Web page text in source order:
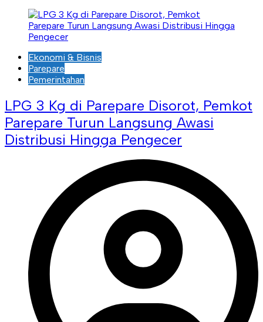
Ekonomi & Bisnis
Parepare
Pemerintahan
LPG 3 Kg di Parepare Disorot, Pemkot
Parepare Turun Langsung Awasi
Distribusi Hingga Pengecer